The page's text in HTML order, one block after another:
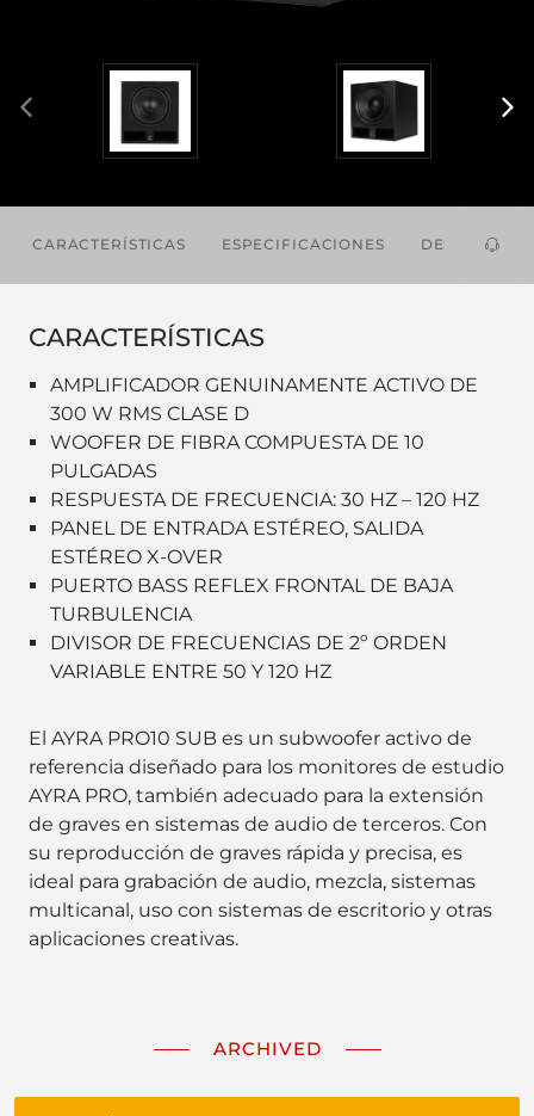
CARACTERÍSTICAS ESPECIFICACIONES DESCARGAS
CARACTERÍSTICAS
AMPLIFICADOR GENUINAMENTE ACTIVO DE
300 W RMS CLASE D
WOOFER DE FIBRA COMPUESTA DE 10
PULGADAS
RESPUESTA DE FRECUENCIA: 30 HZ – 120 HZ
PANEL DE ENTRADA ESTÉREO, SALIDA
ESTÉREO X-OVER
PUERTO BASS REFLEX FRONTAL DE BAJA
TURBULENCIA
DIVISOR DE FRECUENCIAS DE 2º ORDEN
VARIABLE ENTRE 50 Y 120 HZ
El AYRA PRO10 SUB es un subwoofer activo de
referencia diseñado para los monitores de estudio
AYRA PRO, también adecuado para la extensión
de graves en sistemas de audio de terceros. Con
su reproducción de graves rápida y precisa, es
ideal para grabación de audio, mezcla, sistemas
multicanal, uso con sistemas de escritorio y otras
aplicaciones creativas.
ARCHIVED